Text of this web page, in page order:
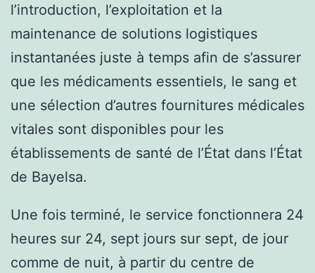
l’introduction, l’exploitation et la
maintenance de solutions logistiques
instantanées juste à temps afin de s’assurer
que les médicaments essentiels, le sang et
une sélection d’autres fournitures médicales
vitales sont disponibles pour les
établissements de santé de l’État dans l’État
de Bayelsa.
Une fois terminé, le service fonctionnera 24
heures sur 24, sept jours sur sept, de jour
comme de nuit, à partir du centre de